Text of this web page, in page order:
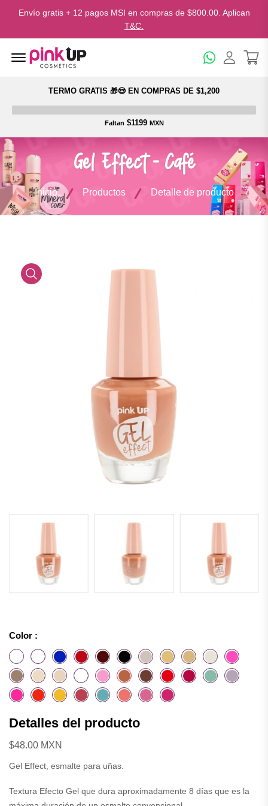
Envío gratis + 12 pagos MSI en compras de $800.00. Aplican
T&C.
Menu Open
TERMO GRATIS 🎁😍 EN COMPRAS DE $1,200
Faltan $1199 MXN
Gel Effect - Café
Inicio Productos Detalle de producto
Color :
Detalles del producto
$48.00 MXN
Gel Effect, esmalte para uñas.
Textura Efecto Gel que dura aproximadamente 8 días que es la